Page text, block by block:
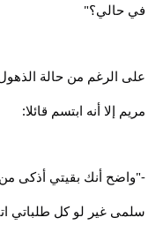
في حالي؟"
على الرغم من حالة
مريم إلا أنه ابتسم قائلا:
-"واضح أنك بقيتي أذكى
سلمى غير لو كل طلباتي